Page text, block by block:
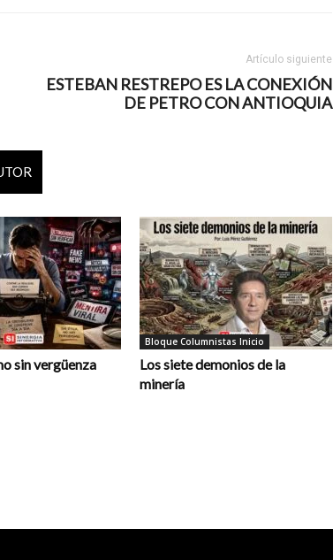
Artículo siguiente
ESTEBAN RESTREPO ES LA CONEXIÓN
DE PETRO CON ANTIOQUIA
sin vergüenza
Bloque Columnistas Inicio
Los siete demonios de la
minería